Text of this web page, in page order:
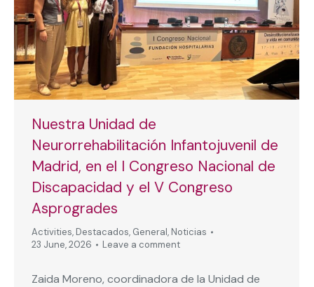
Nuestra Unidad de
Neurorrehabilitación Infantojuvenil de
Madrid, en el I Congreso Nacional de
Discapacidad y el V Congreso
Asprogrades
Activities, Destacados, General, Noticias
23 June, 2026
Leave a comment
Zaida Moreno, coordinadora de la Unidad de